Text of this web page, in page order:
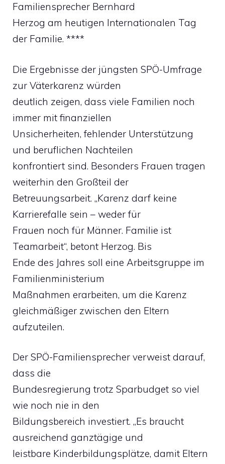
Familiensprecher Bernhard
Herzog am heutigen Internationalen Tag
der Familie. ****
Die Ergebnisse der jüngsten SPÖ-Umfrage
zur Väterkarenz würden
deutlich zeigen, dass viele Familien noch
immer mit finanziellen
Unsicherheiten, fehlender Unterstützung
und beruflichen Nachteilen
konfrontiert sind. Besonders Frauen tragen
weiterhin den Großteil der
Betreuungsarbeit. „Karenz darf keine
Karrierefalle sein – weder für
Frauen noch für Männer. Familie ist
Teamarbeit“, betont Herzog. Bis
Ende des Jahres soll eine Arbeitsgruppe im
Familienministerium
Maßnahmen erarbeiten, um die Karenz
gleichmäßiger zwischen den Eltern
aufzuteilen.
Der SPÖ-Familiensprecher verweist darauf,
dass die
Bundesregierung trotz Sparbudget so viel
wie noch nie in den
Bildungsbereich investiert. „Es braucht
ausreichend ganztägige und
leistbare Kinderbildungsplätze, damit Eltern